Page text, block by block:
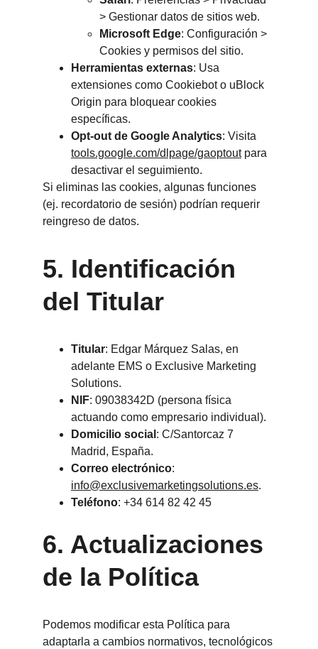
> Gestionar datos de sitios web.
Microsoft Edge: Configuración >
Cookies y permisos del sitio.
Herramientas externas: Usa
extensiones como Cookiebot o uBlock
Origin para bloquear cookies
específicas.
Opt-out de Google Analytics: Visita
tools.google.com/dlpage/gaoptout para
desactivar el seguimiento.
Si eliminas las cookies, algunas funciones
(ej. recordatorio de sesión) podrían requerir
reingreso de datos.
5. Identificación
del Titular
Titular: Edgar Márquez Salas, en
adelante EMS o Exclusive Marketing
Solutions.
NIF: 09038342D (persona física
actuando como empresario individual).
Domicilio social : C/Santorcaz 7
Madrid, España.
Correo electrónico:
info@exclusivemarketingsolutions.es.
Teléfono: +34 614 82 42 45
6. Actualizaciones
de la Política
Podemos modificar esta Política para
adaptarla a cambios normativos, tecnológicos